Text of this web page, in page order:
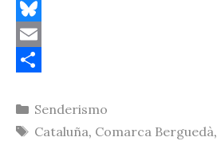
C
o
p
L
i
B
e
s
E
a
i
o
m
Categorías
Senderismo
Etiquetas
Cataluña, Comarca Berguedà,